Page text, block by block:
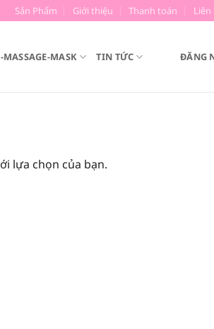
Sản Phẩm Giới thiệu Thanh toán Liên
MASSAGE-MASK TIN TỨC ĐĂNG
lựa chọn của bạn.